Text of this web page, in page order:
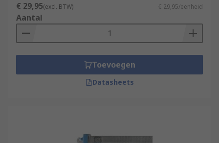
€ 29,95(excl. BTW) € 29,95/eenheid
Aantal
Toevoegen
Datasheets